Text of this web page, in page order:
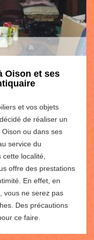
Oison et ses
et vos objets
de réaliser un
ou dans ses
service du
localité,
offre des prestations
En effet, en
vous ne serez pas
Des précautions
ce faire.